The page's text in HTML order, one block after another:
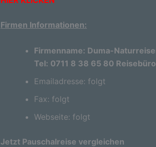
Firmen Informationen:
Firmenname: Duma-
Tel: 0711 8 38 65 80
Emailadresse: folgt
Fax: folgt
Webseite: folgt
Jetzt Pauschalreise vergleichen